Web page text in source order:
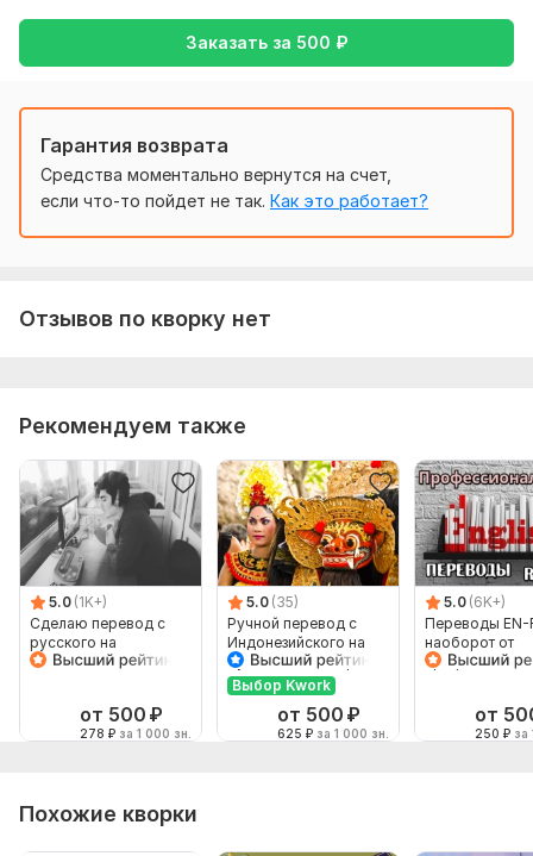
Заказать за 500 ₽
Гарантия возврата
Средства моментально вернутся на счет,
если что-то пойдет не так. Как это работает?
Отзывов по кворку нет
Рекомендуем также
5.0 (1K+)
Сделаю перевод с
русского на
английский и
от 500 ₽
278 ₽ за 1 000 зн.
5.0 (35)
Ручной перевод с
Индонезийского на
Русский и наоборот
Выбор Kwork
от 500 ₽
625 ₽ за 1 000 зн.
5.0 (6K+)
Переводы EN-
наоборот от
от
250 ₽ за
Похожие кворки